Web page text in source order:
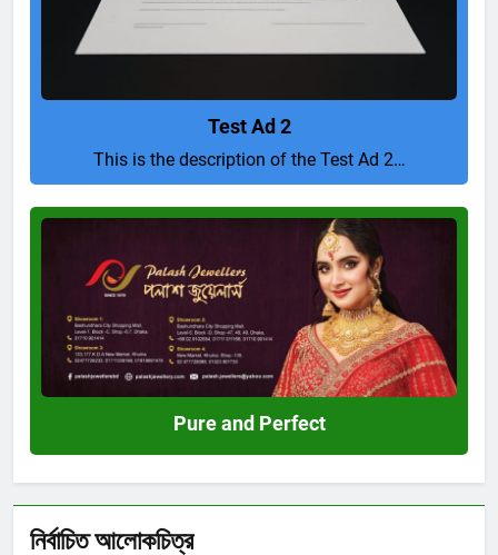
Test Ad 2
This is the description of the Test Ad 2…
Pure and Perfect
নির্বাচিত আলোকচিত্র